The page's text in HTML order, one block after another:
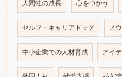
人間性の成長 心をつかう
セルフ・キャリアドッグ ノ
中小企業での人材育成 アイ